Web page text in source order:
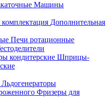
Машины
Дополнительная
Печи ротационные
Шприцы-
Льдогенераторы
Фризеры для